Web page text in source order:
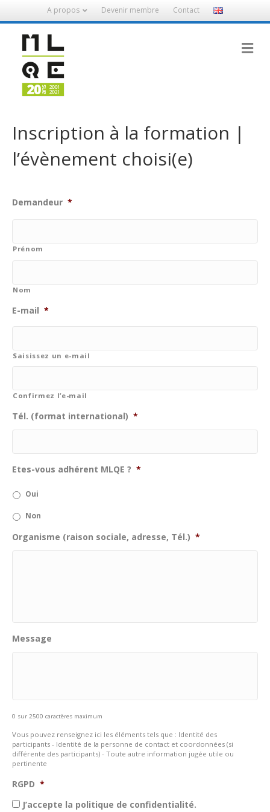
A propos Devenir membre Contact
M
e
Inscription à la formation |
l’évènement choisi(e)
Demandeur *
Prénom
Nom
E-mail *
Saisissez un e-mail
Confirmez l’e-mail
Tél. (format international) *
Etes-vous adhérent MLQE ? *
Oui
Non
Organisme (raison sociale, adresse, Tél.) *
Message
0 sur 2500 caractères maximum
Vous pouvez renseignez ici les éléments tels que : Identité des
participants - Identité de la personne de contact et coordonnées (si
différente des participants) - Toute autre information jugée utile ou
pertinente
RGPD *
J’accepte la politique de confidentialité.